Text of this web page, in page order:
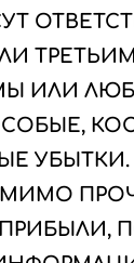
ИЛИ
УБЫТКИ.